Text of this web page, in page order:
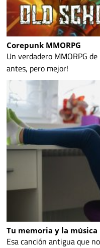
Corepunk MMORPG
Un verdadero MMORPG
antes, pero mejor!
Tu memoria y la música
Esa canción antigua que